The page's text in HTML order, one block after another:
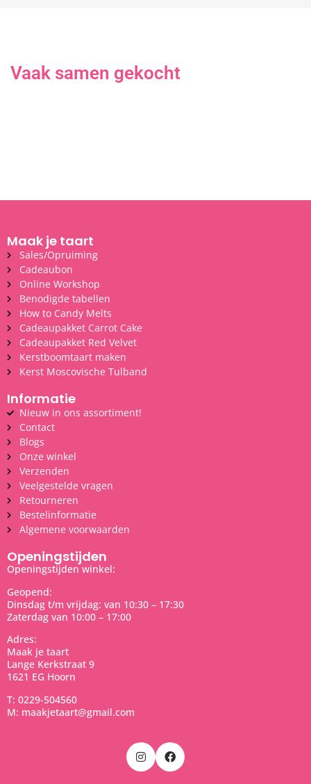
Vaak samen gekocht
Maak je taart
Sales/Opruiming
Cadeaubon
Online Workshop
Benodigde tabellen
How to Candy Melts
Cadeaupakket Carrot Cake
Cadeaupakket Red Velvet
Kerstboomtaart maken
Kerst Moscovische Tulband
Informatie
Nieuw in ons assortiment!
Contact
Blogs
Onze winkel
Verzenden
Veelgestelde vragen
Retourneren
Bestelinformatie
Algemene voorwaarden
Openingstijden
Openingstijden winkel:
Geopend:
Dinsdag t/m vrijdag: van 10:30 – 17:30
Zaterdag van 10:00 – 17:00
Adres:
Maak je taart
Lange Kerkstraat 9
1621 EG Hoorn
T: 0229-504560
M: maakjetaart@gmail.com